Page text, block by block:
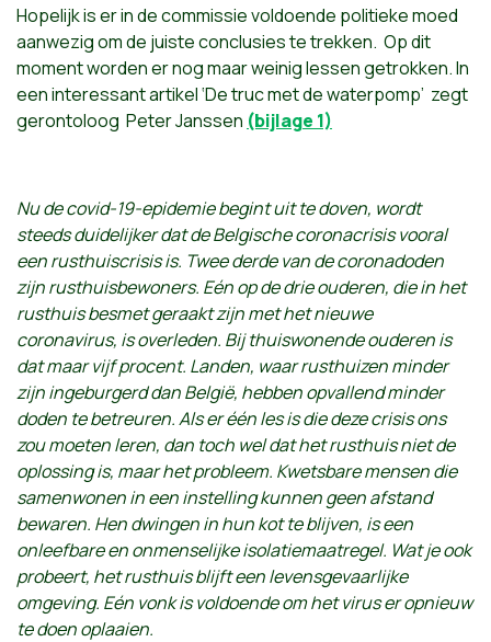
Hopelijk is er in de commissie voldoende politieke moed
aanwezig om de juiste conclusies te trekken. Op dit
moment worden er nog maar weinig lessen getrokken. In
een interessant artikel ‘De truc met de waterpomp’ zegt
gerontoloog Peter Janssen (bijlage 1)
Nu de covid-19-epidemie begint uit te doven, wordt
steeds duidelijker dat de Belgische coronacrisis vooral
een rusthuiscrisis is. Twee derde van de coronadoden
zijn rusthuisbewoners. Eén op de drie ouderen, die in het
rusthuis besmet geraakt zijn met het nieuwe
coronavirus, is overleden. Bij thuiswonende ouderen is
dat maar vijf procent. Landen, waar rusthuizen minder
zijn ingeburgerd dan België, hebben opvallend minder
doden te betreuren. Als er één les is die deze crisis ons
zou moeten leren, dan toch wel dat het rusthuis niet de
oplossing is, maar het probleem. Kwetsbare mensen die
samenwonen in een instelling kunnen geen afstand
bewaren. Hen dwingen in hun kot te blijven, is een
onleefbare en onmenselijke isolatiemaatregel. Wat je ook
probeert, het rusthuis blijft een levensgevaarlijke
omgeving. Eén vonk is voldoende om het virus er opnieuw
te doen oplaaien.